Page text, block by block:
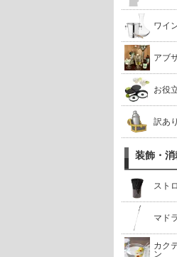
ワイ
アブ
お役
訳あ
装飾・
スト
マド
カク
ン